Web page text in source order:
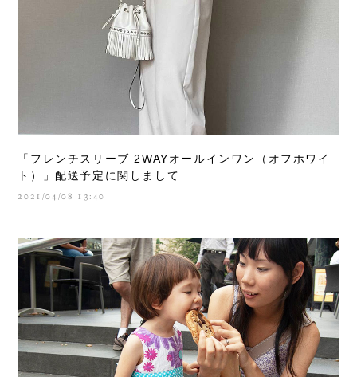
「フレンチスリーブ 2WAYオールインワン（オフホワイ
ト）」配送予定に関しまして
2021/04/08 13:40